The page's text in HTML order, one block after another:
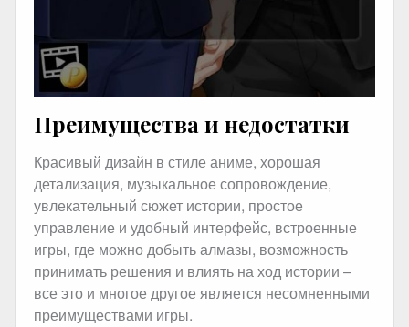
Преимущества и недостатки
Красивый дизайн в стиле аниме, хорошая
детализация, музыкальное сопровождение,
увлекательный сюжет истории, простое
управление и удобный интерфейс, встроенные
игры, где можно добыть алмазы, возможность
принимать решения и влиять на ход истории –
все это и многое другое является несомненными
преимуществами игры.